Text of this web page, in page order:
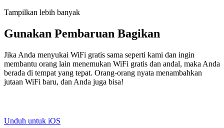
Tampilkan lebih banyak
Gunakan Pembaruan Bagikan
Jika Anda menyukai WiFi gratis sama seperti kami dan ingin
membantu orang lain menemukan WiFi gratis dan andal, maka Anda
berada di tempat yang tepat. Orang-orang nyata menambahkan
jutaan WiFi baru, dan Anda juga bisa!
Unduh untuk iOS